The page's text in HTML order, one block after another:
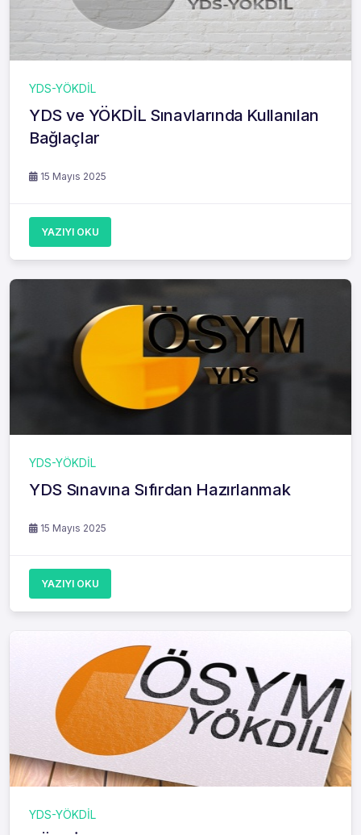
YDS-YÖKDİL
YDS ve YÖKDİL Sınavlarında Kullanılan
Bağlaçlar
15 Mayıs 2025
YAZIYI OKU
YDS-YÖKDİL
YDS Sınavına Sıfırdan Hazırlanmak
15 Mayıs 2025
YAZIYI OKU
YDS-YÖKDİL